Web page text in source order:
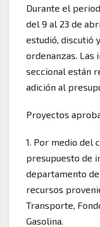
Durante el
del 9 al 23 de
estudió, discutió
ordenanzas. Las
seccional están
adición al
Proyectos
1. Por medio del
presupuesto de
departamento
recursos
Transporte,
Gasolina.